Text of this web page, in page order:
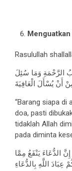
Rasulullah
الرَّحْمَةِ وَمَا سُئِلَ
“Barang siapa di
doa, pasti
tidaklah Allah
pada diminta
الدُّعَاءَ يَنْفَعُ مِمَّا